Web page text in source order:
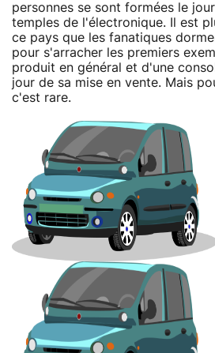
personnes se sont formées le
temples de l'électronique. Il est
ce pays que les fanatiques
pour s'arracher les premiers
produit en général et d'une
jour de sa mise en vente. Mais
c'est rare.